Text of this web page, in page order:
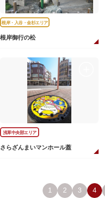
根岸・入谷・金杉エリア
根岸御行の松
浅草中央部エリア
さらざんまいマンホール蓋
1 2 3 4